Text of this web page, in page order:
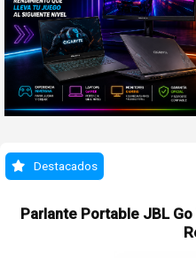
Destacados
Parlante Portable JBL